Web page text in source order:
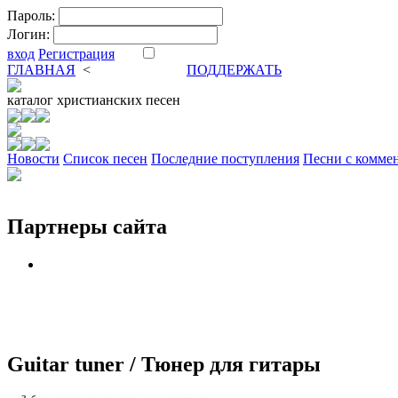
Пароль:
Логин:
вход Регистрация
ГЛАВНАЯ <
ПОДДЕРЖАТЬ
каталог христианских песен
Новости Cписок песен Последние поступления Песни с
Партнеры сайта
Guitar tuner / Тюнер для гитары